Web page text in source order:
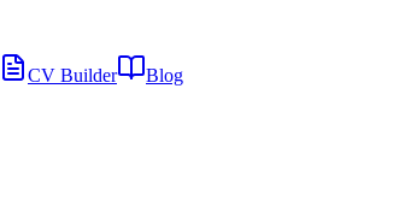
CV Builder Blog